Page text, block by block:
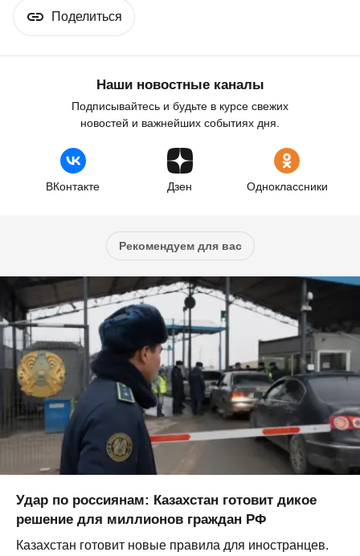
Поделиться
Наши новостные каналы
Подписывайтесь и будьте в курсе свежих
новостей и важнейших событиях дня.
ВКонтакте Дзен Одноклассники
Рекомендуем для вас
Удар по россиянам: Казахстан готовит дикое
решение для миллионов граждан РФ
Казахстан готовит новые правила для иностранцев.